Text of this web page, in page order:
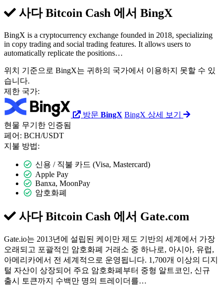
사다 Bitcoin Cash 에서 BingX
BingX is a cryptocurrency exchange founded in 2018, specializing
in copy trading and social trading features. It allows users to
automatically replicate the positions…
위치 기준으로 BingX는 귀하의 국가에서 이용하지 못할 수 있
습니다.
제한 국가:
방문 BingX BingX 상세 보기
현물 무기한 인증됨
페어: BCH/USDT
지불 방법:
신용 / 직불 카드 (Visa, Mastercard)
Apple Pay
Banxa, MoonPay
암호화폐
사다 Bitcoin Cash 에서 Gate.com
Gate.io는 2013년에 설립된 케이만 제도 기반의 세계에서 가장
오래되고 포괄적인 암호화폐 거래소 중 하나로, 아시아, 유럽,
아메리카에서 전 세계적으로 운영됩니다. 1,700개 이상의 디지
털 자산이 상장되어 주요 암호화폐부터 중형 알트코인, 신규
출시 토큰까지 수백만 명의 트레이더를…